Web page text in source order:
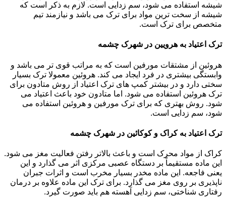
شیشه استفاده می شود، سم زدایی است. لازم به ذکر است که
شیشه از سخت ترین مواد برای ترک می باشد و نیازمند تیم
متخصص برای ترک است.
ترک اعتیاد به هرویین در شهرک چشمه
هروئین از مشتقات مورفین است که به مراتب قوی تر می باشد و
وابستگی بیشتری در فرد ایجاد می کند. هروئین معمولا ترک بسیار
سختی دارد و در بیشتر کمپ های ترک اعتیاد از روش متادون برای
ترک هروئین استفاده می شود. اما متادون خود باعث اعتیاد می
شود. روش بهتری که برای ترک مورفین و هروئین استفاده می
شود، سم زدایی است.
ترک اعتیاد به کراک و کوکائین در شهرک چشمه
کراک از مواد محرک است و باعث بالاتر رفتن فعالیت مغز می شود.
این ماده مستقیماً بر دستگاه عصبی مرکزی اثر می گذارد و این
یعنی فاجعه. این ماده مخدر بسیار مخرب است و اثرات جبران
ناپذیری بر روی مغز می گذارد. برای ترک این ماده علاوه بر درمان
رفتاری شناختی، سم زدایی آهسته هم باید صورت گیرد.